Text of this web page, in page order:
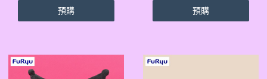
預購 預購